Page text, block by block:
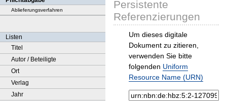
Ablieferungsverfahren
Listen
Titel
Autor / Beteiligte
Ort
Verlag
Jahr
Persistente
Referenzierungen
Um dieses digitale
Dokument zu zitieren,
verwenden Sie bitte
folgenden Uniform
Resource Name (URN)